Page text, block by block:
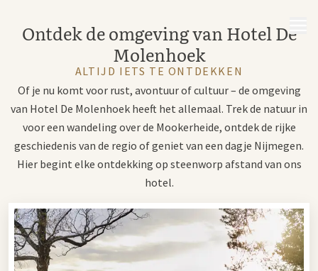
Ontdek de omgeving van Hotel De
Molenhoek
ALTIJD IETS TE ONTDEKKEN
Of je nu komt voor rust, avontuur of cultuur – de omgeving
van Hotel De Molenhoek heeft het allemaal. Trek de natuur in
voor een wandeling over de Mookerheide, ontdek de rijke
geschiedenis van de regio of geniet van een dagje Nijmegen.
Hier begint elke ontdekking op steenworp afstand van ons
hotel.